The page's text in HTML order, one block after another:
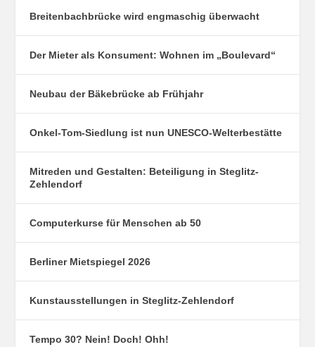
Breitenbachbrücke wird engmaschig überwacht
Der Mieter als Konsument: Wohnen im „Boulevard“
Neubau der Bäkebrücke ab Frühjahr
Onkel-Tom-Siedlung ist nun UNESCO-Welterbestätte
Mitreden und Gestalten: Beteiligung in Steglitz-
Zehlendorf
Computerkurse für Menschen ab 50
Berliner Mietspiegel 2026
Kunstausstellungen in Steglitz-Zehlendorf
Tempo 30? Nein! Doch! Ohh!